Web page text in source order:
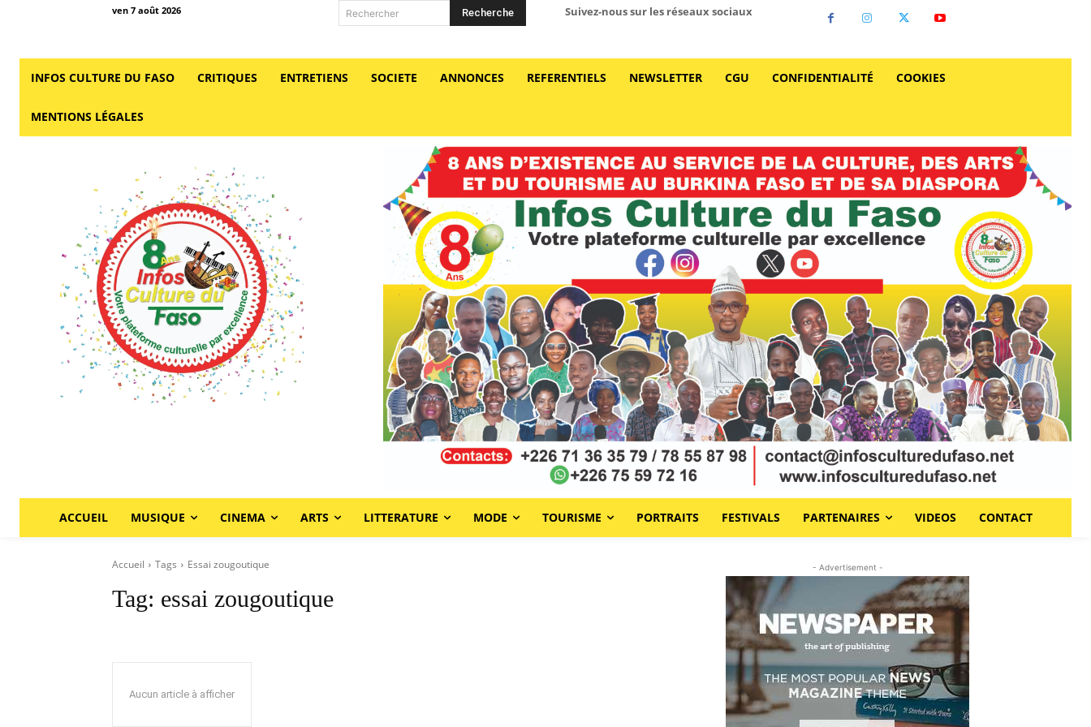
ven 7 août 2026 Rechercher Recherche Suivez-nous sur les réseaux sociaux
INFOS CULTURE DU FASO CRITIQUES ENTRETIENS SOCIETE ANNONCES REFERENTIELS NEWSLETTER CGU CONFIDENTIALITÉ COOKIES
MENTIONS LÉGALES
ACCUEIL MUSIQUE CINEMA ARTS LITTERATURE MODE TOURISME PORTRAITS FESTIVALS PARTENAIRES VIDEOS CONTACT
Accueil Tags Essai zougoutique
Tag: essai zougoutique
Aucun article à afficher
- Advertisement -